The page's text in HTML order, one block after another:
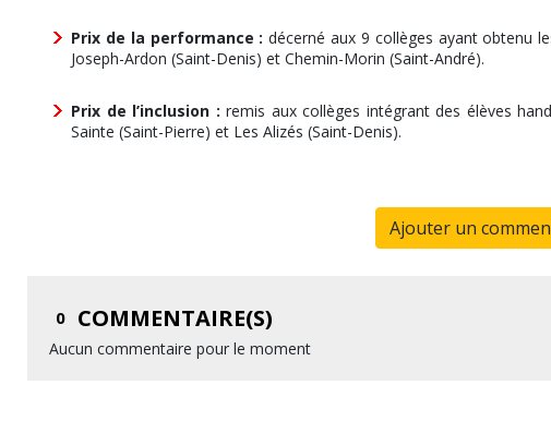
Prix de la performance :décerné aux 9 collèges ayant obtenu
Joseph-Ardon (Saint-Denis) et Chemin-Morin (Saint-André).
Prix de l’inclusion : remis aux collèges intégrant des élèves
Sainte (Saint-Pierre) et Les Alizés (Saint-Denis).
Ajouter un
0 COMMENTAIRE(S)
Aucun commentaire pour le moment